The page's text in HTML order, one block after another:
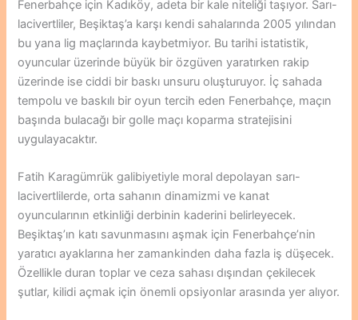
Fenerbahçe için Kadıköy, adeta bir kale niteliği taşıyor. Sarı-
lacivertliler, Beşiktaş’a karşı kendi sahalarında 2005 yılından
bu yana lig maçlarında kaybetmiyor. Bu tarihi istatistik,
oyuncular üzerinde büyük bir özgüven yaratırken rakip
üzerinde ise ciddi bir baskı unsuru oluşturuyor. İç sahada
tempolu ve baskılı bir oyun tercih eden Fenerbahçe, maçın
başında bulacağı bir golle maçı koparma stratejisini
uygulayacaktır.
Fatih Karagümrük galibiyetiyle moral depolayan sarı-
lacivertlilerde, orta sahanın dinamizmi ve kanat
oyuncularının etkinliği derbinin kaderini belirleyecek.
Beşiktaş’ın katı savunmasını aşmak için Fenerbahçe’nin
yaratıcı ayaklarına her zamankinden daha fazla iş düşecek.
Özellikle duran toplar ve ceza sahası dışından çekilecek
şutlar, kilidi açmak için önemli opsiyonlar arasında yer alıyor.